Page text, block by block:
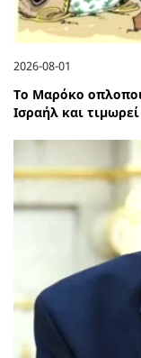
2026-08-01
Το Μαρόκο
Ισραήλ και